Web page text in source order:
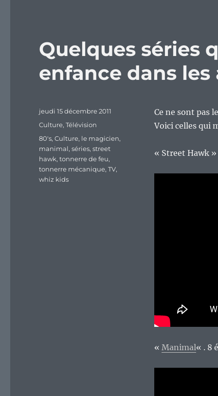
Quelques séries
enfance dans les
Ce ne sont pas
Voici celles qui
« Street Hawk »
« Manimal« . 8
Publié
jeudi 15 décembre 2011
Catégories
Culture,Télévision
Étiquettes
80's,Culture, le magicien,
manimal,séries,street
hawk,tonnerre de feu,
tonnerre mécanique,TV,
whiz kids